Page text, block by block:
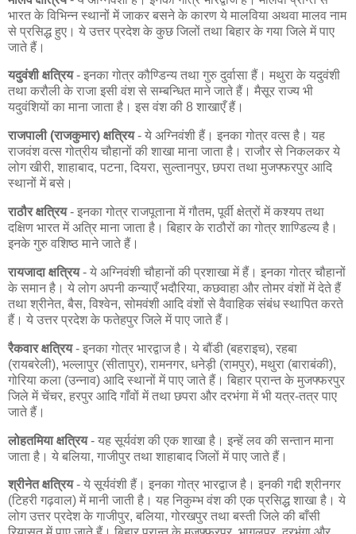
भारत के विभिन्न स्थानों में जाकर बसने के कारण ये मालविया अथवा मालव नाम
से प्रसिद्ध हुए। ये उत्तर प्रदेश के कुछ जिलों तथा बिहार के गया जिले में पाए
जाते हैं।
यदुवंशी क्षत्रिय- इनका गोत्र कौण्डिन्य तथा गुरु दुर्वासा हैं। मथुरा के यदुवंशी
तथा करौली के राजा इसी वंश से सम्बन्धित माने जाते हैं। मैसूर राज्य भी
यदुवंशियों का माना जाता है। इस वंश की 8 शाखाएँ हैं।
राजपाली (राजकुमार) क्षत्रिय- ये अग्निवंशी हैं। इनका गोत्र वत्स है। यह
राजवंश वत्स गोत्रीय चौहानों की शाखा माना जाता है। राजौर से निकलकर ये
लोग खीरी, शाहाबाद, पटना, दियरा, सुल्तानपुर, छपरा तथा मुजफ्फरपुर आदि
स्थानों में बसे।
राठौर क्षत्रिय- इनका गोत्र राजपूताना में गौतम, पूर्वी क्षेत्रों में कश्यप तथा
दक्षिण भारत में अत्रि माना जाता है। बिहार के राठौरों का गोत्र शाण्डिल्य है।
इनके गुरु वशिष्ठ माने जाते हैं।
रायजादा क्षत्रिय- ये अग्निवंशी चौहानों की प्रशाखा में हैं। इनका गोत्र चौहानों
के समान है। ये लोग अपनी कन्याएँ भदौरिया, कछवाहा और तोमर वंशों में देते हैं
तथा श्रीनेत, बैस, विश्वेन, सोमवंशी आदि वंशों से वैवाहिक संबंध स्थापित करते
हैं। ये उत्तर प्रदेश के फतेहपुर जिले में पाए जाते हैं।
रैकवार क्षत्रिय- इनका गोत्र भारद्वाज है। ये बौंडी (बहराइच), रहबा
(रायबरेली), भल्लापुर (सीतापुर), रामनगर, धनेड़ी (रामपुर), मथुरा (बाराबंकी),
गोरिया कला (उन्नाव) आदि स्थानों में पाए जाते हैं। बिहार प्रान्त के मुजफ्फरपुर
जिले में चेंचर, हरपुर आदि गाँवों में तथा छपरा और दरभंगा में भी यत्र-तत्र पाए
जाते हैं।
लोहतमिया क्षत्रिय- यह सूर्यवंश की एक शाखा है। इन्हें लव की सन्तान माना
जाता है। ये बलिया, गाजीपुर तथा शाहाबाद जिलों में पाए जाते हैं।
श्रीनेत क्षत्रिय- ये सूर्यवंशी हैं। इनका गोत्र भारद्वाज है। इनकी गद्दी श्रीनगर
(टिहरी गढ़वाल) में मानी जाती है। यह निकुम्भ वंश की एक प्रसिद्ध शाखा है। ये
लोग उत्तर प्रदेश के गाजीपुर, बलिया, गोरखपुर तथा बस्ती जिले की बाँसी